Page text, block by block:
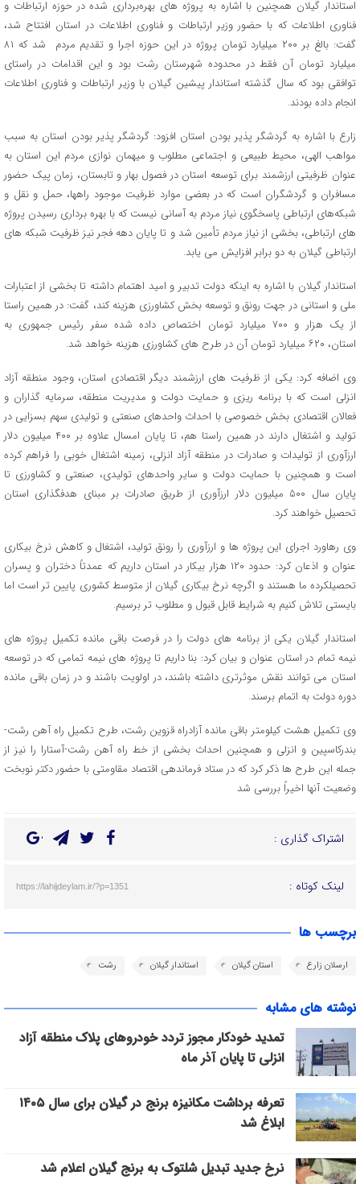
استاندار گیلان همچنین با اشاره به پروژه های بهره‌برداری شده در حوزه ارتباطات و
فناوری اطلاعات که با حضور وزیر ارتباطات و فناوری اطلاعات در استان افتتاح شد،
گفت: بالغ بر ۲۰۰ میلیارد تومان پروژه در این حوزه اجرا و تقدیم مردم شد که ۸۱
میلیارد تومان آن فقط در محدوده شهرستان رشت بود و این اقدامات در راستای
توافقی بود که سال گذشته استاندار پیشین گیلان با وزیر ارتباطات و فناوری اطلاعات
انجام داده بودند.
زارع با اشاره به گردشگر پذیر بودن استان افزود: گردشگر پذیر بودن استان به سبب
مواهب الهی، محیط طبیعی و اجتماعی مطلوب و میهمان نوازی مردم این استان به
عنوان ظرفیتی ارزشمند برای توسعه استان در فصول بهار و تابستان، زمان پیک حضور
مسافران و گردشگران است که در بعضی موارد ظرفیت موجود راهها، حمل و نقل و
شبکه‌های ارتباطی پاسخگوی نیاز مردم به آسانی نیست که با بهره برداری رسیدن پروژه
های ارتباطی، بخشی از نیاز مردم تأمین شد و تا پایان دهه فجر نیز ظرفیت شبکه های
ارتباطی گیلان به دو برابر افزایش می یابد.
استاندار گیلان با اشاره به اینکه دولت تدبیر و امید اهتمام داشته تا بخشی از اعتبارات
ملی و استانی در جهت رونق و توسعه بخش کشاورزی هزینه کند، گفت: در همین راستا
از یک هزار و ۷۰۰ میلیارد تومان اختصاص داده شده سفر رئیس جمهوری به
استان، ۶۲۰ میلیارد تومان آن در طرح های کشاورزی هزینه خواهد شد.
وی اضافه کرد: یکی از ظرفیت های ارزشمند دیگر اقتصادی استان، وجود منطقه آزاد
انزلی است که با برنامه ریزی و حمایت دولت و مدیریت منطقه، سرمایه گذاران و
فعالان اقتصادی بخش خصوصی با احداث واحدهای صنعتی و تولیدی سهم بسزایی در
تولید و اشتغال دارند در همین راستا هم، تا پایان امسال علاوه بر ۴۰۰ میلیون دلار
ارزآوری از تولیدات و صادرات در منطقه آزاد انزلی، زمینه اشتغال خوبی را فراهم کرده
است و همچنین با حمایت دولت و سایر واحدهای تولیدی، صنعتی و کشاورزی تا
پایان سال ۵۰۰ میلیون دلار ارزآوری از طریق صادرات بر مبنای هدفگذاری استان
تحصیل خواهند کرد.
وی رهاورد اجرای این پروژه ها و ارزآوری را رونق تولید، اشتغال و کاهش نرخ بیکاری
عنوان و اذعان کرد: حدود ۱۲۰ هزار بیکار در استان داریم که عمدتاً دختران و پسران
تحصیلکرده ما هستند و اگرچه نرخ بیکاری گیلان از متوسط کشوری پایین تر است اما
بایستی تلاش کنیم به شرایط قابل قبول و مطلوب تر برسیم.
استاندار گیلان یکی از برنامه های دولت را در فرصت باقی مانده تکمیل پروژه های
نیمه تمام در استان عنوان و بیان کرد: بنا داریم تا پروژه های نیمه تمامی که در توسعه
استان می توانند نقش موثرتری داشته باشند، در اولویت باشند و در زمان باقی مانده
دوره دولت به اتمام برسند.
وی تکمیل هشت کیلومتر باقی مانده آزادراه قزوین رشت، طرح تکمیل راه آهن رشت-
بندرکاسپین و انزلی و همچنین احداث بخشی از خط راه آهن رشت-آستارا را نیز از
جمله این طرح ها ذکر کرد که در ستاد فرماندهی اقتصاد مقاومتی با حضور دکتر نوبخت
وضعیت آنها اخیراً بررسی شد
اشتراک گذاری :
لینک کوتاه : https://lahijdeylam.ir/?p=1351
برچسب ها
ارسلان زارع استان گیلان استاندار گیلان رشت
نوشته های مشابه
تمدید خودکار مجوز تردد خودروهای پلاک منطقه آزاد
انزلی تا پایان آذر ماه
تعرفه برداشت مکانیزه برنج در گیلان برای سال ۱۴۰۵
ابلاغ شد
نرخ جدید تبدیل شلتوک به برنج گیلان اعلام شد